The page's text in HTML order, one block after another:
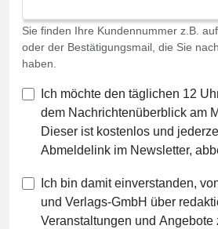
Sie finden Ihre Kundennummer z.B.
oder der Bestätigungsmail, die Sie
haben.
Ich möchte den täglichen 12
dem Nachrichtenüberblick am
Dieser ist kostenlos und
Abmeldelink im Newsletter,
Ich bin damit einverstanden,
und Verlags-GmbH über
Veranstaltungen und Angebote